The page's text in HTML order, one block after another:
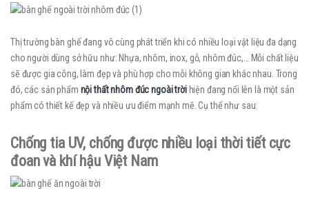
Thị trường bàn ghế đang vô cùng phát triển khi có nhiều loại vật liệu đa dạng
cho người dùng sở hữu như: Nhựa, nhôm, inox, gỗ, nhôm đúc,… Mỗi chất liệu
sẽ được gia công, làm đẹp và phù hợp cho mỗi không gian khác nhau. Trong
đó, các sản phẩm nội thất nhôm đúc ngoài trời hiện đang nổi lên là một sản
phẩm có thiết kế đẹp và nhiều ưu điểm mạnh mẽ. Cụ thể như sau:
Chống tia UV, chống được nhiều loại thời tiết cực
đoan và khí hậu Việt Nam